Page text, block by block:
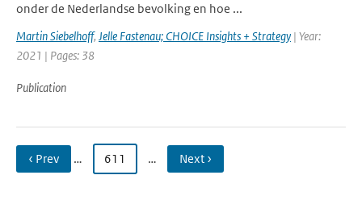
onder de Nederlandse bevolking en hoe ...
Martin Siebelhoff, Jelle Fastenau; CHOICE Insights + Strategy | Year:
2021 | Pages: 38
Publication
‹ Prev … 611 … Next ›